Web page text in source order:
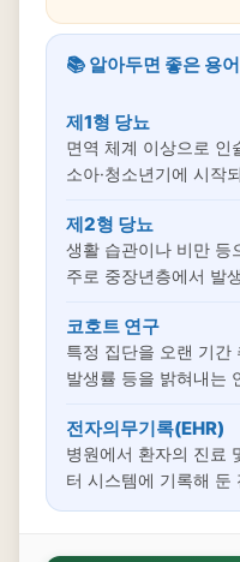
📚 알아두면 좋은 용어
제1형 당뇨
면역 체계 이상으로 인
소아·청소년기에 시작
제2형 당뇨
생활 습관이나 비만 등
주로 중장년층에서 발
코호트 연구
특정 집단을 오랜 기간
발생률 등을 밝혀내는
전자의무기록(EHR)
병원에서 환자의 진료
터 시스템에 기록해 둔